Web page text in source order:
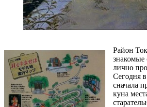
Район
знакомые
лично
Сегодня
сначала
куна